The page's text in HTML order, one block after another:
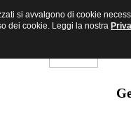
si avvalgono di cookie
dei cookie. Leggi la nostra